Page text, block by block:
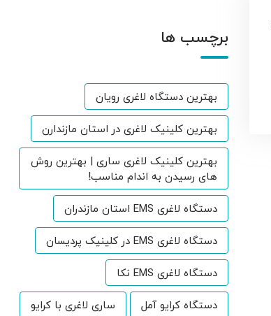
برچسب ها
بهترین دستگاه لاغری رویان
بهترین کلینیک لاغری در استان مازندارن
بهترین کلینیک لاغری ساری | بهترین روش
های رسیدن به اندام مناسب!
دستگاه لاغری EMS استان مازندران
دستگاه لاغری EMS در کلینیک پردیسان
دستگاه لاغری EMS نکا
دستگاه کرایو آمل
ساری لاغری با کرایو